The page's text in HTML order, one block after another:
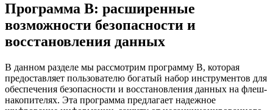
Программа B: расширенные
возможности безопасности и
восстановления данных
В данном разделе мы рассмотрим программу B, которая
предоставляет пользователю богатый набор инструментов для
обеспечения безопасности и восстановления данных на флеш-
накопителях. Эта программа предлагает надежное